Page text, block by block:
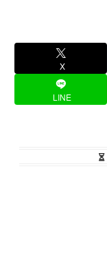
X
LINE